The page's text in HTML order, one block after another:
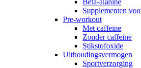
Beta-alanine
Supplementen
Pre-workout
Met caffeine
Zonder caffeine
Stikstofoxide
Uithoudingsvermogen
Sportverzorging